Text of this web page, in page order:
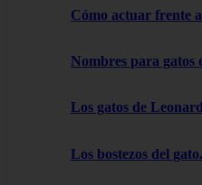
Cómo actuar frente
Nombres para gatos
Los gatos de
Los bostezos del gato.